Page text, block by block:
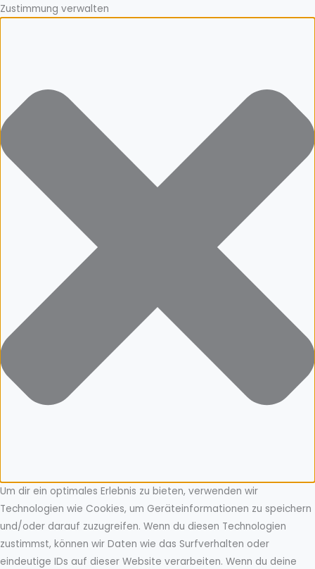
Zustimmung verwalten
Um dir ein optimales Erlebnis zu bieten, verwenden wir
Technologien wie Cookies, um Geräteinformationen zu speichern
und/oder darauf zuzugreifen. Wenn du diesen Technologien
zustimmst, können wir Daten wie das Surfverhalten oder
eindeutige IDs auf dieser Website verarbeiten. Wenn du deine